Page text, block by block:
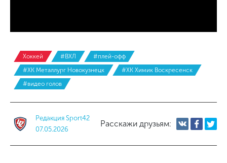
Хоккей #ВХЛ
#плей-офф
#ХК Металлург Новокузнецк
#ХК Химик Воскресенск
#видео голов
Редакция Sport42
07.05.2026
Расскажи друзьям: